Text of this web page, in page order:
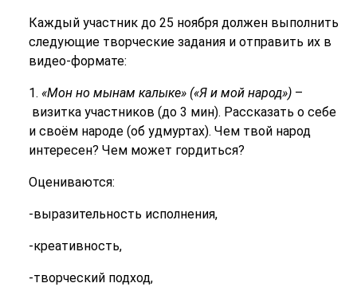
Каждый участник до 25 ноября должен выполнить
следующие творческие задания и отправить их в
видео-формате:
1. «Мон но мынам калыке»(«Я и мой народ») –
визитка участников (до 3 мин). Рассказать о себе
и своём народе (об удмуртах). Чем твой народ
интересен? Чем может гордиться?
Оцениваются:
-выразительность исполнения,
-креативность,
-творческий подход,